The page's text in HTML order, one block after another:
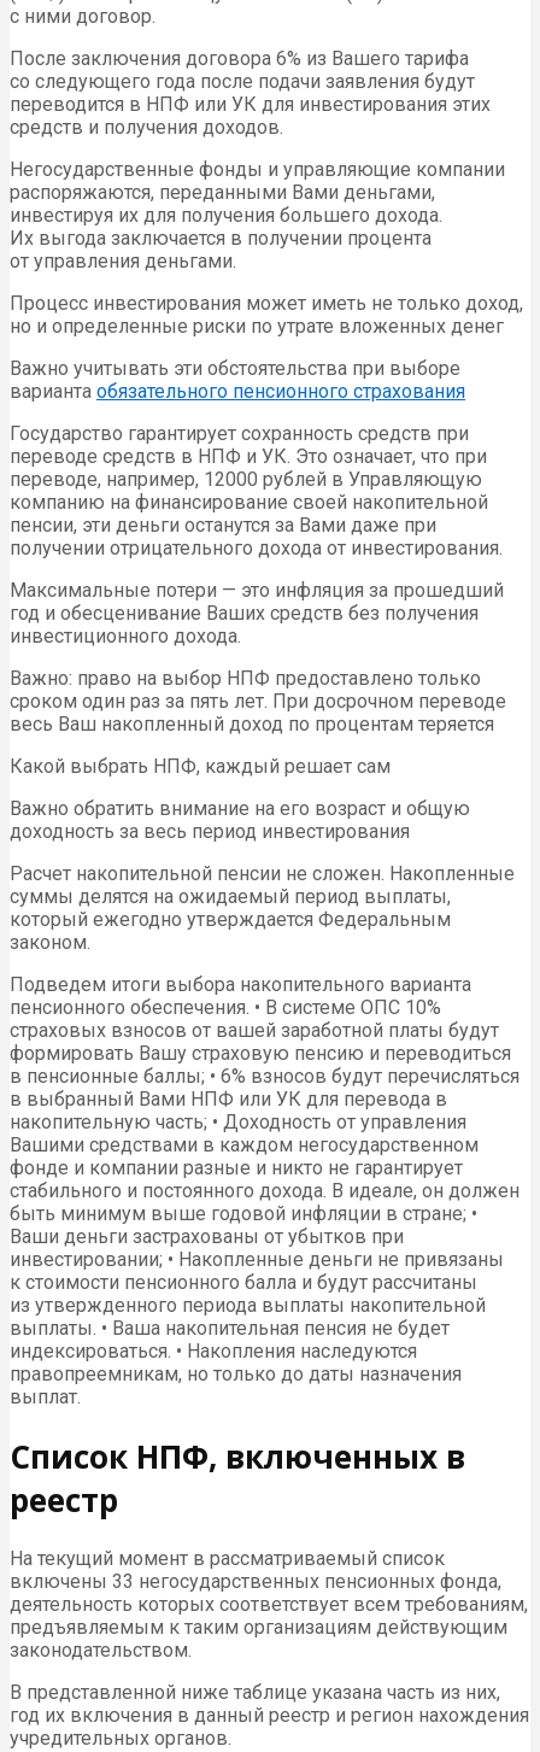
с ними договор.
После заключения договора 6% из Вашего тарифа
со следующего года после подачи заявления будут
переводится в НПФ или УК для инвестирования этих
средств и получения доходов.
Негосударственные фонды и управляющие компании
распоряжаются, переданными Вами деньгами,
инвестируя их для получения большего дохода.
Их выгода заключается в получении процента
от управления деньгами.
Процесс инвестирования может иметь не только доход,
но и определенные риски по утрате вложенных денег
Важно учитывать эти обстоятельства при выборе
варианта обязательного пенсионного страхования
Государство гарантирует сохранность средств при
переводе средств в НПФ и УК. Это означает, что при
переводе, например, 12000 рублей в Управляющую
компанию на финансирование своей накопительной
пенсии, эти деньги останутся за Вами даже при
получении отрицательного дохода от инвестирования.
Максимальные потери — это инфляция за прошедший
год и обесценивание Ваших средств без получения
инвестиционного дохода.
Важно: право на выбор НПФ предоставлено только
сроком один раз за пять лет. При досрочном переводе
весь Ваш накопленный доход по процентам теряется
Какой выбрать НПФ, каждый решает сам
Важно обратить внимание на его возраст и общую
доходность за весь период инвестирования
Расчет накопительной пенсии не сложен. Накопленные
суммы делятся на ожидаемый период выплаты,
который ежегодно утверждается Федеральным
законом.
Подведем итоги выбора накопительного варианта
пенсионного обеспечения. • В системе ОПС 10%
страховых взносов от вашей заработной платы будут
формировать Вашу страховую пенсию и переводиться
в пенсионные баллы; • 6% взносов будут перечисляться
в выбранный Вами НПФ или УК для перевода в
накопительную часть; • Доходность от управления
Вашими средствами в каждом негосударственном
фонде и компании разные и никто не гарантирует
стабильного и постоянного дохода. В идеале, он должен
быть минимум выше годовой инфляции в стране; •
Ваши деньги застрахованы от убытков при
инвестировании; • Накопленные деньги не привязаны
к стоимости пенсионного балла и будут рассчитаны
из утвержденного периода выплаты накопительной
выплаты. • Ваша накопительная пенсия не будет
индексироваться. • Накопления наследуются
правопреемникам, но только до даты назначения
выплат.
Список НПФ, включенных в
реестр
На текущий момент в рассматриваемый список
включены 33 негосударственных пенсионных фонда,
деятельность которых соответствует всем требованиям,
предъявляемым к таким организациям действующим
законодательством.
В представленной ниже таблице указана часть из них,
год их включения в данный реестр и регион нахождения
учредительных органов.